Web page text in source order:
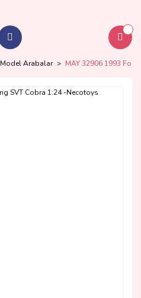
Model Arabalar MAY 32906 1993